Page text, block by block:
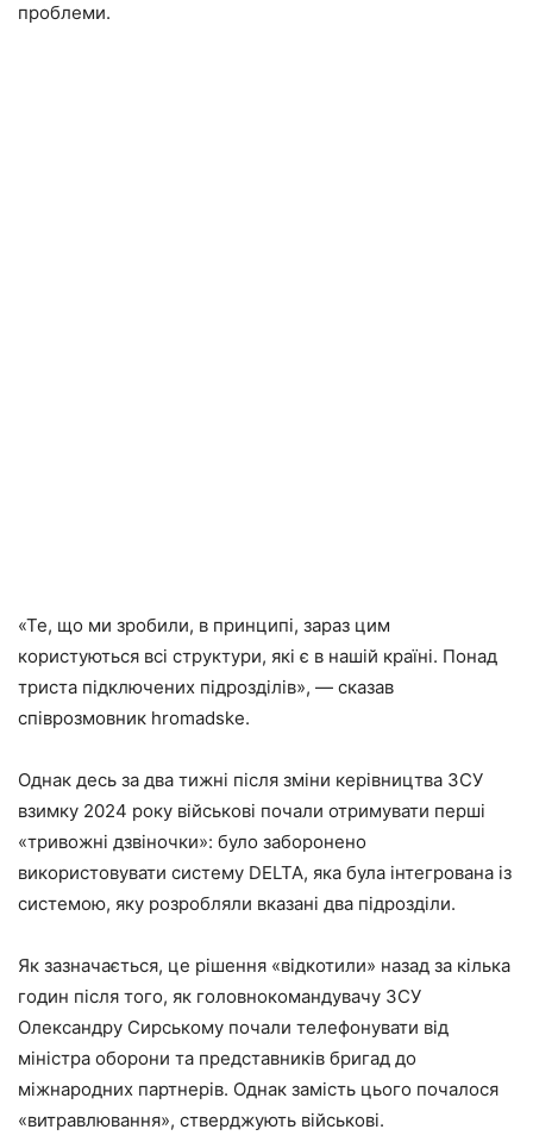
проблеми.
«Те, що ми зробили, в принципі, зараз цим
користуються всі структури, які є в нашій країні. Понад
триста підключених підрозділів», — сказав
співрозмовник hromadske.
Однак десь за два тижні після зміни керівництва ЗСУ
взимку 2024 року військові почали отримувати перші
«тривожні дзвіночки»: було заборонено
використовувати систему DELTA, яка була інтегрована із
системою, яку розробляли вказані два підрозділи.
Як зазначається, це рішення «відкотили» назад за кілька
годин після того, як головнокомандувачу ЗСУ
Олександру Сирському почали телефонувати від
міністра оборони та представників бригад до
міжнародних партнерів. Однак замість цього почалося
«витравлювання», стверджують військові.